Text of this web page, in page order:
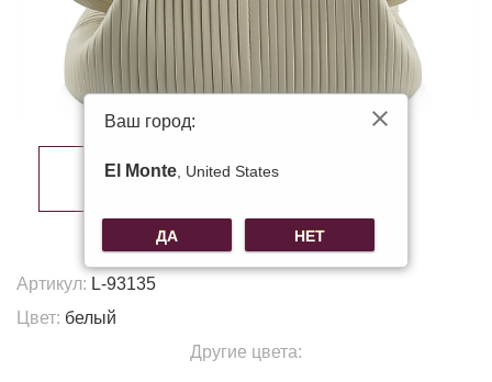
Артикул: L-93135
Цвет: белый
Другие цвета:
Ваш город:
El Monte , United States
ДА НЕТ